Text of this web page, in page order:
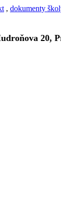
, dokumenty
20,